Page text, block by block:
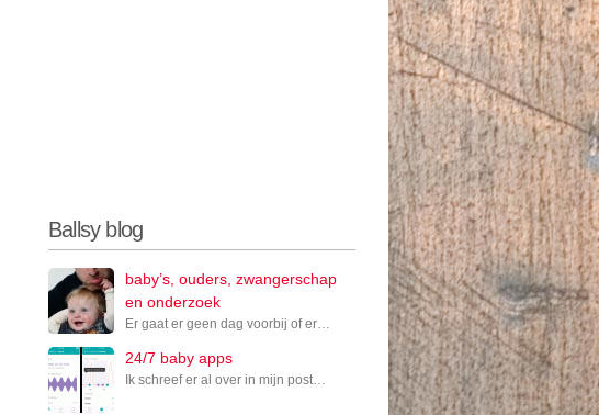
Ballsy blog
baby’s, ouders, zwangerschap
en onderzoek
Er gaat er geen dag voorbij of er…
24/7 baby apps
Ik schreef er al over in mijn post…